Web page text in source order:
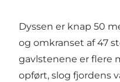
Dyssen er knap 50
og omkranset af 47
gavlstenene er flere
opført, slog fjordens